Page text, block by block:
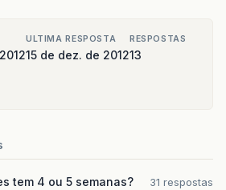
ULTIMA RESPOSTA
15 de dez. de 2012
RESPOSTAS
13
tem 4 ou 5 semanas?
31 respostas